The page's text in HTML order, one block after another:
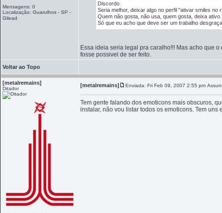
Mensagens: 0
Localização: Guarulhos - SP -
Gilead
Discordo.
Seria melhor, deixar algo no perfil "ativar smiles no
Quem não gosta, não usa, quem gosta, deixa ativo.
Só que eu acho que deve ser um trabalho
Essa ideia seria legal pra caralho!!! Mas acho que
fosse possivel de ser feito.
Voltar ao Topo
[metalremains]
Ditador
[metalremains] Enviada: Fri Feb 09, 2007 2:55 pm
Tem gente falando dos emoticons mais obscuros,
instalar, não vou listar todos os emoticons. Tem uns